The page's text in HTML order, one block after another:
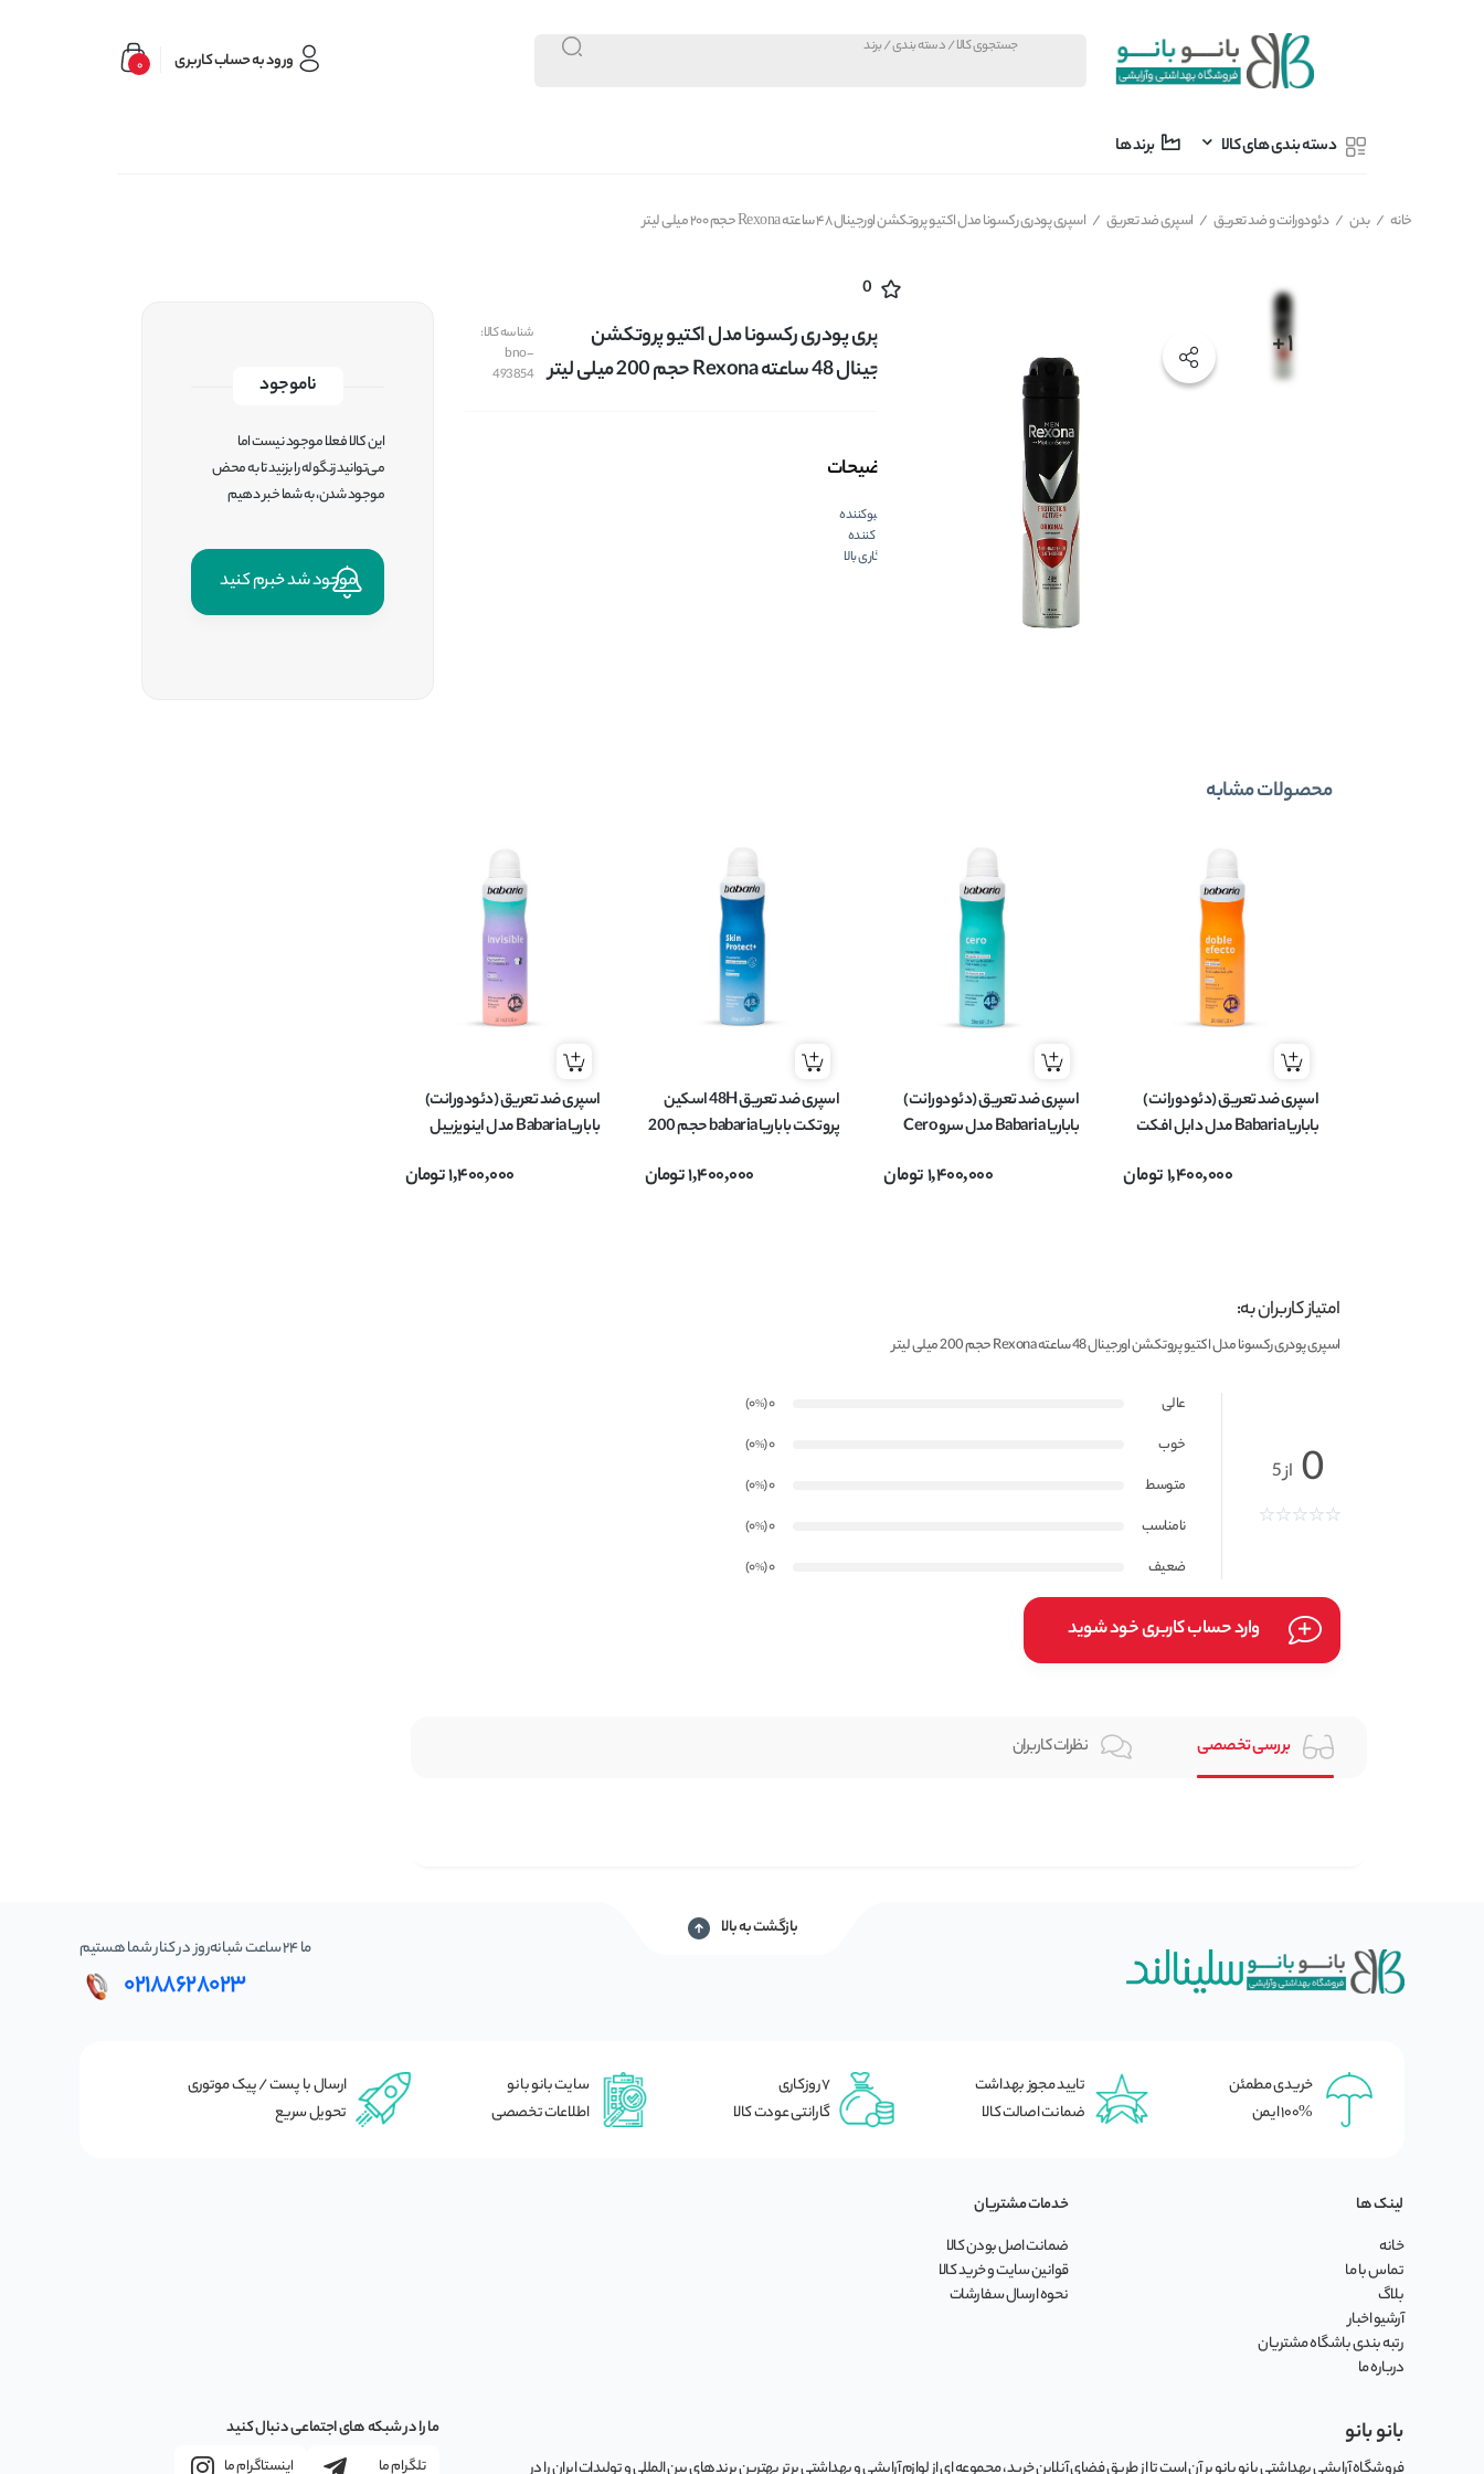
ورود به حساب کاربری 0
دسته بندی های کالا برند ها
خانه / بدن / دئودورانت و ضد تعریق / اسپری ضد تعریق / اسپری پودری رکسونا مدل اکتیو پروتکشن اورجینال 48 ساعته Rexona حجم 200 میلی لیتر
0
اسپری پودری رکسونا مدل اکتیو پروتکشن
اورجینال 48 ساعته Rexona حجم 200 میلی لیتر
شناسه کالا:
bno-
493854
توضیحات
خوشبوکننده
خنک کننده
ماندگاری بالا
ناموجود
این کالا فعلا موجود نیست اما
می‌توانید زنگوله را بزنید تا به محض
موجود شدن، به شما خبر دهیم
موجود شد خبرم کنید
محصولات مشابه
اسپری ضد تعریق (دئودورانت)
باباریا Babaria مدل دابل افکت
1,400,000تومان
اسپری ضد تعریق (دئودورانت)
باباریا Babaria مدل سرو Cero
1,400,000تومان
اسپری ضد تعریق 48H اسکین
پروتکت باباریا babaria حجم 200
1,400,000تومان
اسپری ضد تعریق (دئودورانت)
باباریا Babaria مدل اینویزیبل
1,400,000تومان
امتیاز کاربران به:
اسپری پودری رکسونا مدل اکتیو پروتکشن اورجینال 48 ساعته Rexona حجم 200 میلی لیتر
0 از 5
عالی 0
(0
%
)
خوب
0
(0
%
)
متوسط
0
(0
%
)
نامناسب
0
(0
%
)
ضعیف
0
(0
%
)
وارد حساب کاربری خود شوید
بررسی تخصصی نظرات کاربران
بازگشت به بالا
ما 24 ساعت شبانه‌روز در کنار شما هستیم
02188628023
خریدی مطمئن
100% ایمن
تایید مجوز بهداشت
ضمانت اصالت کالا
7 روزکاری
گارانتی عودت کالا
سایت بانو بانو
اطلاعات تخصصی
ارسال با پست / پیک موتوری
تحویل سریع
لینک ها
خانه
تماس با ما
بلاگ
آرشیو اخبار
رتبه بندی باشگاه مشتریان
درباره ما
خدمات مشتریان
ضمانت اصل بودن کالا
قوانین سایت و خرید کالا
نحوه ارسال سفارشات
بانو بانو ما را در شبکه های اجتماعی دنبال کنید
تلگرام ما اینستاگرام ما